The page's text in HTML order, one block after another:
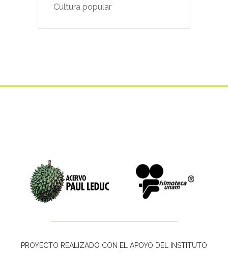
Cultura popular
PROYECTO REALIZADO CON EL APOYO DEL INSTITUTO